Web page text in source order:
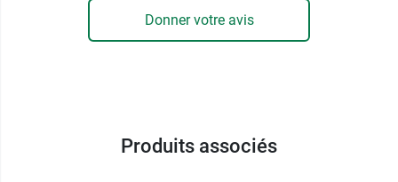
Ce produit doit être utilisé par des
formés aux méthodes de RCP.
Dumont Sécurité, l'insufflateur manuel à usage
Donner votre avis
Produits associés